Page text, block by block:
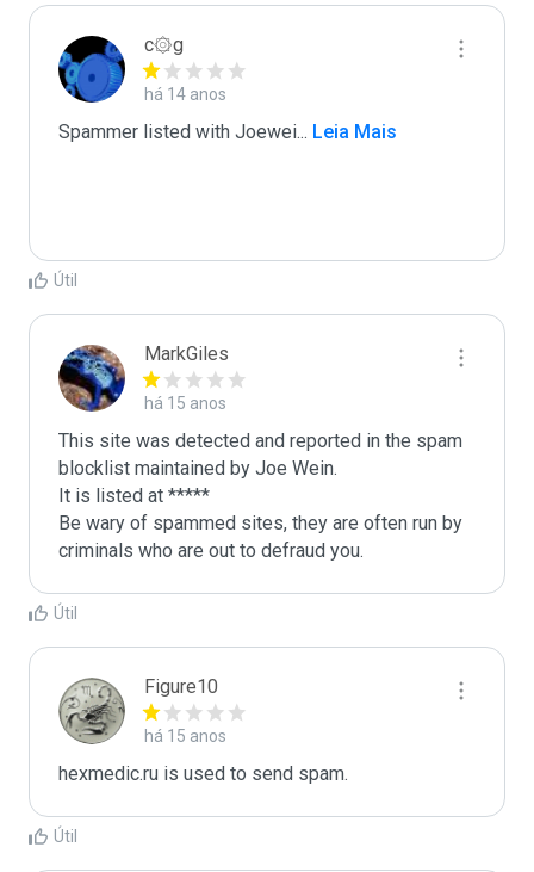
c۞g
há 14 anos
Spammer listed with Joewei... Leia Mais
Útil
MarkGiles
há 15 anos
This site was detected and reported in the spam
blocklist maintained by Joe Wein.
It is listed at *****
Be wary of spammed sites, they are often run by
criminals who are out to defraud you.
Útil
Figure10
há 15 anos
hexmedic.ru is used to send spam.
Útil